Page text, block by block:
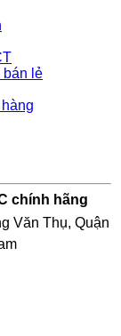
bán lẻ
chính hãng
Văn Thụ, Quận